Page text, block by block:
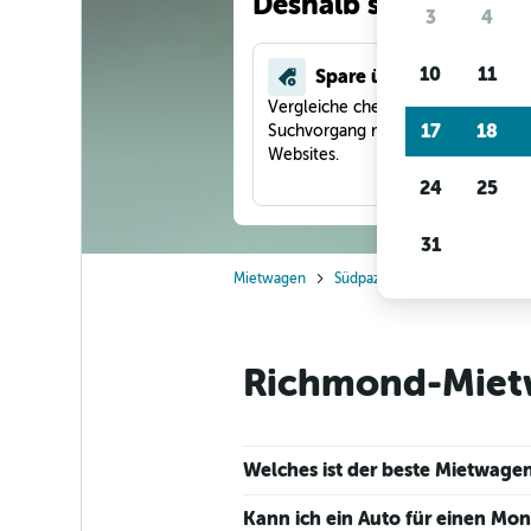
Spare über 40 %
Vergleiche checkfelix in einem
Suchvorgang mit anderen Reise-
Websites.
Mietwagen Südpazifik
Richmond-
Welches ist der beste
Kann ich ein Auto für einen
3 4
10 11
17 18
24 25
31